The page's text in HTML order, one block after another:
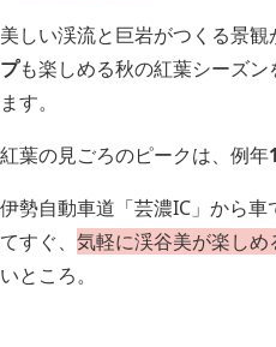
美しい渓流と巨岩がつくる景
プも楽しめる秋の紅葉シーズ
ます。
紅葉の見ごろのピークは、例年
伊勢自動車道「芸濃IC」から
てすぐ、 気軽に渓谷美が楽しめ
いところ。